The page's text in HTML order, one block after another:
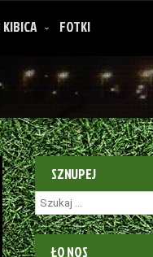
KIBICA FOTKI
SZNUPEJ
Szukaj:
ŁO NOS